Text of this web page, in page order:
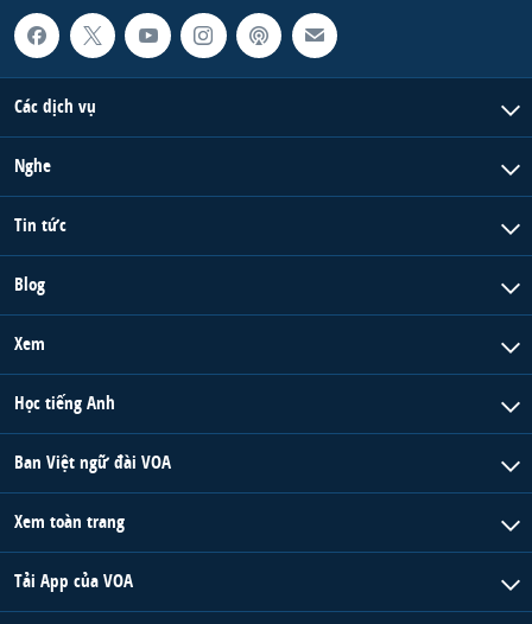
Các dịch vụ
Nghe
Tin tức
Blog
Xem
Học tiếng Anh
Ban Việt ngữ đài VOA
Xem toàn trang
Tải App của VOA